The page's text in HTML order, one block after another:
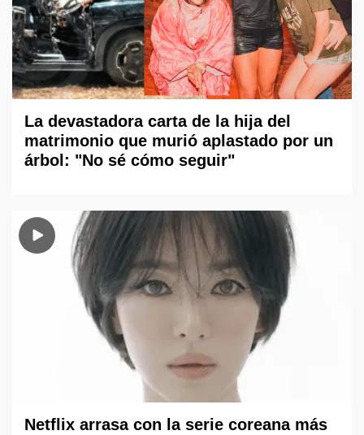
La devastadora carta de la hija del
matrimonio que murió aplastado por un
árbol: "No sé cómo seguir"
Netflix arrasa con la serie coreana más